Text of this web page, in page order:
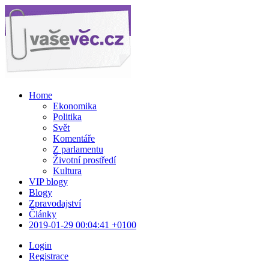
Home
Ekonomika
Politika
Svět
Komentáře
Z parlamentu
Životní prostředí
Kultura
VIP blogy
Blogy
Zpravodajství
Články
2019-01-29 00:04:41 +0100
Login
Registrace